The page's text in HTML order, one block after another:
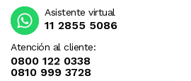
Atención al cliente:
0800 122 0338
0810 999 3728
Asistente virtual
11 2855 5086